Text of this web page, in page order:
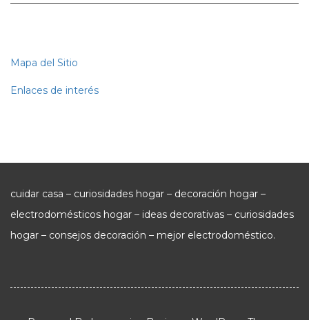
Mapa del Sitio
Enlaces de interés
cuidar casa – curiosidades hogar – decoración hogar –
electrodomésticos hogar – ideas decorativas – curiosidades
hogar – consejos decoración – mejor electrodoméstico.